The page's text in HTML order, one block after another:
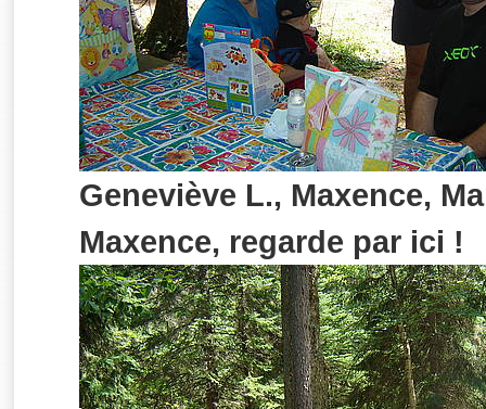
Geneviève L., Maxence,
Maxence, regarde par ici !